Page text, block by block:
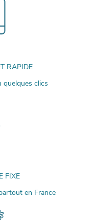
RAPIDE
quelques clics
FIXE
en France